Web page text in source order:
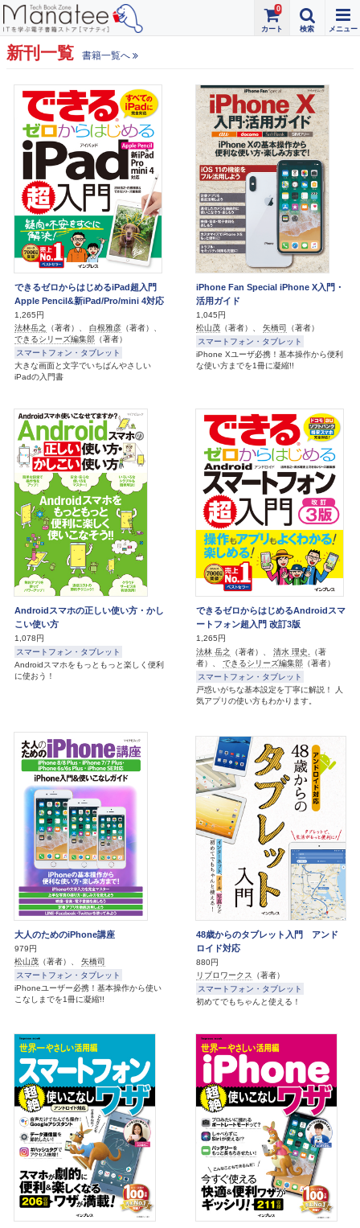
0
新刊一覧 書籍一覧へ
できるゼロからはじめるiPad超入門
Apple Pencil&新iPad/Pro/mini 4対応
1,265円
法林岳之 （著者）、 白根雅彦 （著者）、
できるシリーズ編集部 （著者）
スマートフォン・タブレット
大きな画面と文字でいちばんやさしい
iPadの入門書
iPhone Fan Special iPhone X入門・
活用ガイド
1,045円
松山茂 （著者）、 矢橋司
（著者）
スマートフォン・タブレット
iPhone Xユーザ必携！基本操作から便利
な使い方までを1冊に凝縮!!
Androidスマホの正しい使い方・かし
こい使い方
1,078円
スマートフォン・タブレット
Androidスマホをもっともっと楽しく便利
に使おう！
できるゼロからはじめるAndroidスマ
ートフォン超入門 改訂3版
1,265円
法林 岳之 （著者）、 清水 理史,
（著
者）、 できるシリーズ編集部 （著者）
スマートフォン・タブレット
戸惑いがちな基本設定を丁寧に解説！ 人
気アプリの使い方もわかります。
大人のためのiPhone講座
979円
松山茂 （著者）、 矢橋司
スマートフォン・タブレット
iPhoneユーザー必携！基本操作から使い
こなしまでを1冊に凝縮!!
48歳からのタブレット入門 アンド
ロイド対応
880円
リブロワークス （著者）
スマートフォン・タブレット
初めてでもちゃんと使える！